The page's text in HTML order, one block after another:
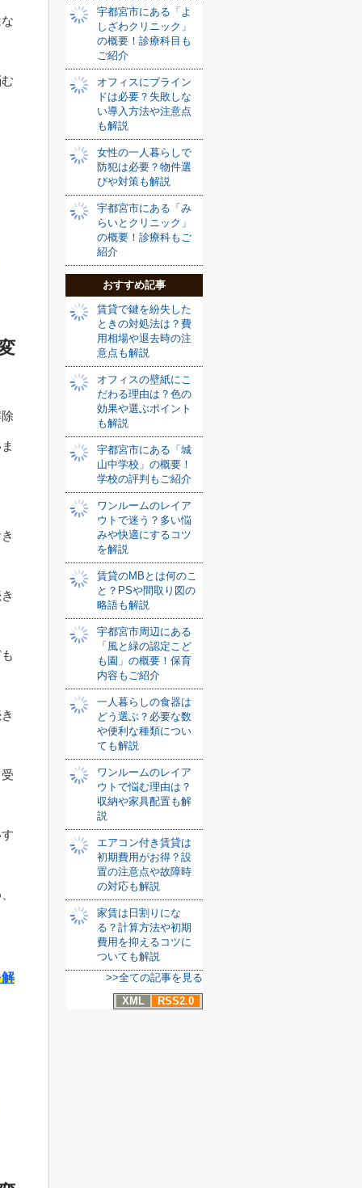
宇都宮市にある「よ
しざわクリニック」
の概要！診療科目も
ご紹介
オフィスにブライン
ドは必要？失敗しな
い導入方法や注意点
も解説
女性の一人暮らしで
防犯は必要？物件選
びや対策も解説
宇都宮市にある「み
らいとクリニック」
の概要！診療科もご
紹介
おすすめ記事
賃貸で鍵を紛失した
ときの対処法は？費
用相場や退去時の注
意点も解説
オフィスの壁紙にこ
だわる理由は？色の
効果や選ぶポイント
も解説
宇都宮市にある「城
山中学校」の概要！
学校の評判もご紹介
ワンルームのレイア
ウトで迷う？多い悩
みや快適にするコツ
を解説
賃貸のMBとは何のこ
と？PSや間取り図の
略語も解説
宇都宮市周辺にある
「風と緑の認定こど
も園」の概要！保育
内容もご紹介
一人暮らしの食器は
どう選ぶ？必要な数
や便利な種類につい
ても解説
ワンルームのレイア
ウトで悩む理由は？
収納や家具配置も解
説
エアコン付き賃貸は
初期費用がお得？設
置の注意点や故障時
の対応も解説
家賃は日割りにな
る？計算方法や初期
費用を抑えるコツに
ついても解説
>>全ての記事を見る
XML
RSS2.0